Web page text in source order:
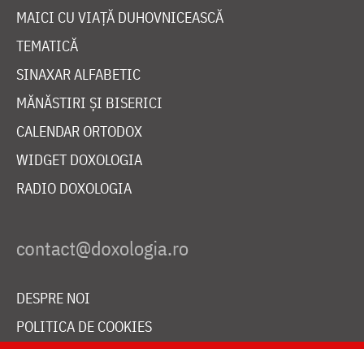
MAICI CU VIAȚĂ DUHOVNICEASCĂ
TEMATICĂ
SINAXAR ALFABETIC
MĂNĂSTIRI ȘI BISERICI
CALENDAR ORTODOX
WIDGET DOXOLOGIA
RADIO DOXOLOGIA
DESPRE NOI
POLITICA DE COOKIES